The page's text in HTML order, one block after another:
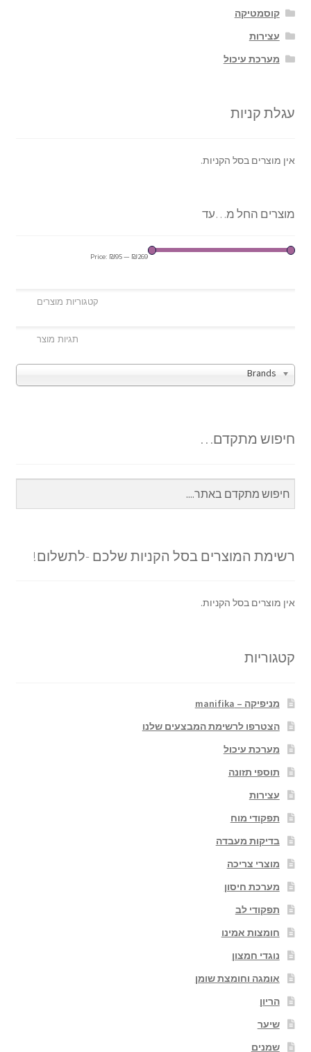
קוסמטיקה
עצירות
מערכת עיכול
עגלת קניות
אין מוצרים בסל הקניות.
מוצרים החל מ…עד
Price: ₪95— ₪269
Brands
חיפוש מתקדם…
רשימת המוצרים בסל הקניות שלכם -לתשלום!
אין מוצרים בסל הקניות.
קטגוריות
מניפיקה – manifika
הצטרפו לרשימת המבצעים שלנו
מערכת עיכול
תוספי תזונה
עצירות
תפקודי מוח
בדיקות מעבדה
מוצרי צריכה
מערכת חיסון
תפקודי לב
חומצות אמינו
נוגדי חמצון
אומגה וחומצת שומן
הריון
שיער
שמנים